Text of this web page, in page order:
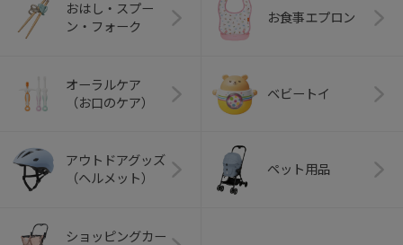
おはし・スプー
ン・フォーク
お食事エプロン
オーラルケア
（お口のケア）
ベビートイ
アウトドアグッズ
（ヘルメット）
ペット用品
ショッピングカー